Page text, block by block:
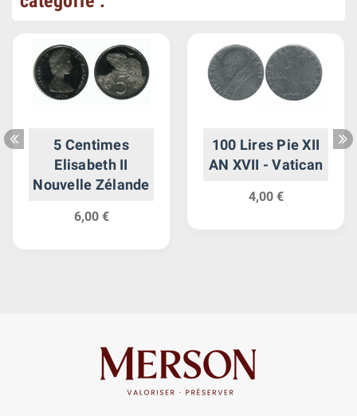
5 Centimes
Elisabeth II
Nouvelle Zélande
6,00 €
100 Lires Pie XII
AN XVII - Vatican
4,00 €